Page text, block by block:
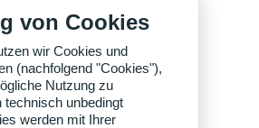
von Cookies
wir Cookies und
(nachfolgend "Cookies"),
Nutzung zu
technisch unbedingt
werden mit Ihrer